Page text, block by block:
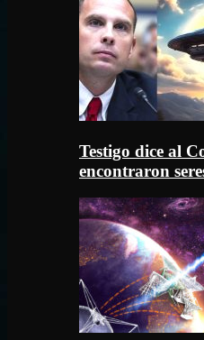
Testigo dice al
encontraron